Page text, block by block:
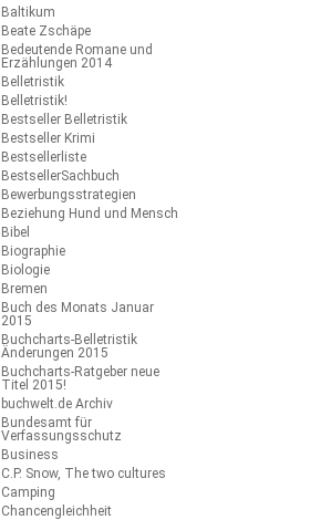
Baltikum
Beate Zschäpe
Bedeutende Romane und
Erzählungen 2014
Belletristik
Belletristik!
Bestseller Belletristik
Bestseller Krimi
Bestsellerliste
BestsellerSachbuch
Bewerbungsstrategien
Beziehung Hund und Mensch
Bibel
Biographie
Biologie
Bremen
Buch des Monats Januar
2015
Buchcharts-Belletristik
Änderungen 2015
Buchcharts-Ratgeber neue
Titel 2015!
buchwelt.de Archiv
Bundesamt für
Verfassungsschutz
Business
C.P. Snow, The two cultures
Camping
Chancengleichheit